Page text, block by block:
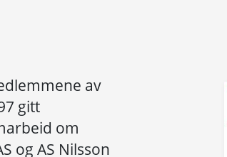
av
gitt
om
og AS Nilsson